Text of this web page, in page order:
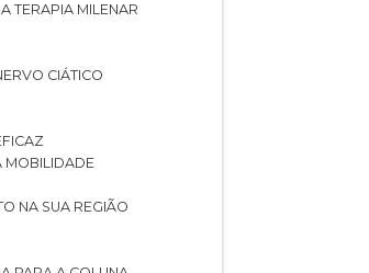
TERAPIA MILENAR
CIÁTICO
MOBILIDADE
NA SUA REGIÃO